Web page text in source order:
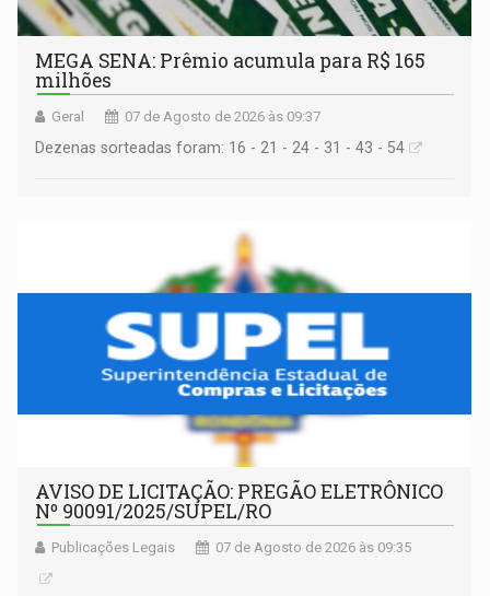
MEGA SENA: Prêmio acumula para R$ 165
milhões
Geral 07 de Agosto de 2026 às 09:37
Dezenas sorteadas foram: 16 - 21 - 24 - 31 - 43 - 54
AVISO DE LICITAÇÃO: PREGÃO ELETRÔNICO
Nº 90091/2025/SUPEL/RO
Publicações Legais 07 de Agosto de 2026 às 09:35